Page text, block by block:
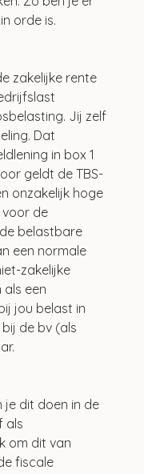
orde is.
zakelijke rente
Jij zelf
Dat
in box 1
geldt de TBS-
onzakelijk hoge
de
belastbare
een normale
zakelijke
een
jou belast in
de bv (als
je dit doen in de
als
om dit van
fiscale